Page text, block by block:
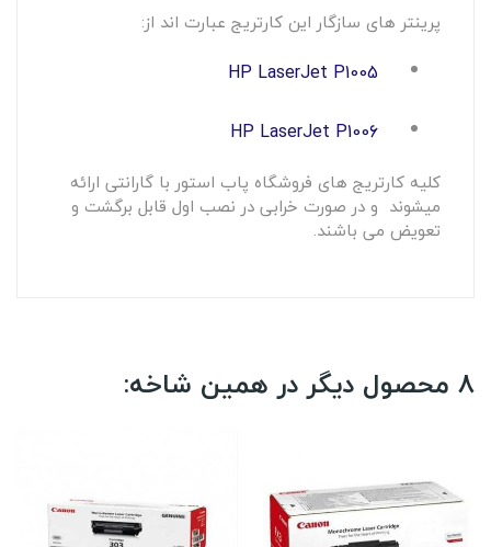
پرینتر های سازگار این کارتریج عبارت اند از:
HP LaserJet P1005
HP LaserJet P1006
کلیه کارتریج های فروشگاه پاب استور با گارانتی ارائه
میشوند و در صورت خرابی در نصب اول قابل برگشت و
تعویض می باشند.
8 محصول دیگر در همین شاخه: